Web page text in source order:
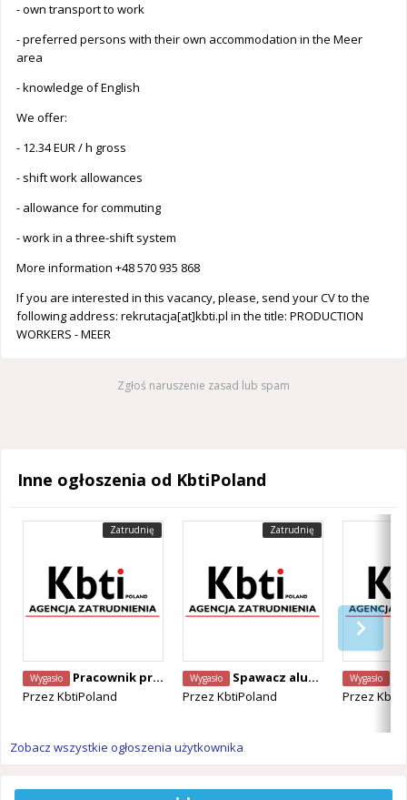
- own transport to work
- preferred persons with their own accommodation in the Meer
area
- knowledge of English
We offer:
- 12.34 EUR / h gross
- shift work allowances
- allowance for commuting
- work in a three-shift system
More information +48 570 935 868
If you are interested in this vacancy, please, send your CV to the
following address: rekrutacja[at]kbti.pl in the title: PRODUCTION
WORKERS - MEER
Zgłoś naruszenie zasad lub spam
Inne ogłoszenia od KbtiPoland
Zatrudnię
Wygasło
Pracownik produkcji – Kapelle-op-den-Bos
Przez KbtiPoland
Zatrudnię
Wygasło
Spawacz aluminium bez znajomości języka Puurs
Przez KbtiPoland
Wygasło
Przez
Zobacz wszystkie ogłoszenia użytkownika